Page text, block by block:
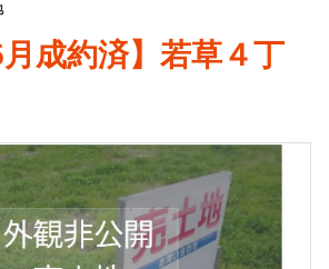
月成約済】若草４丁